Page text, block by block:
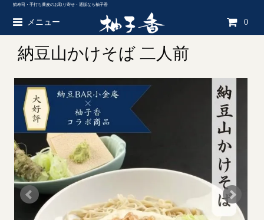
メニュー
鯖寿司・手打ち蕎麦のお取り寄せ・通販なら柚子香
0
納豆山かけそば 二人前